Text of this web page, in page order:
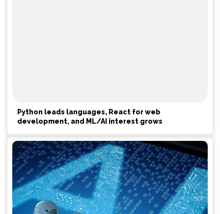
Python leads languages, React for web
development, and ML/AI interest grows